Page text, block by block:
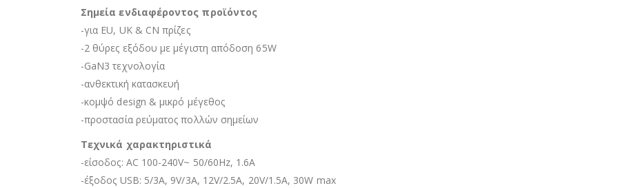
Σημεία ενδιαφέροντος προϊόντος
-για EU, UK & CN πρίζες
-2 θύρες εξόδου με μέγιστη απόδοση 65W
-GaN3 τεχνολογία
-ανθεκτική κατασκευή
-κομψό design & μικρό μέγεθος
-προστασία ρεύματος πολλών σημείων
Τεχνικά χαρακτηριστικά
-είσοδος: AC 100-240V~ 50/60Hz, 1.6A
-έξοδος USB: 5/3A, 9V/3A, 12V/2.5A, 20V/1.5A, 30W max